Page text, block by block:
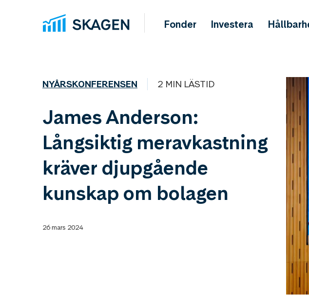
Fonder Investera
NYÅRSKONFERENSEN 2 MIN LÄSTID
James Anderson:
Långsiktig meravkastning
kräver djupgående
kunskap om bolagen
26 mars 2024